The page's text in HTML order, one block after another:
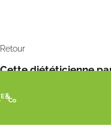
Retour
Cette diététicienne
pâte de printemps –